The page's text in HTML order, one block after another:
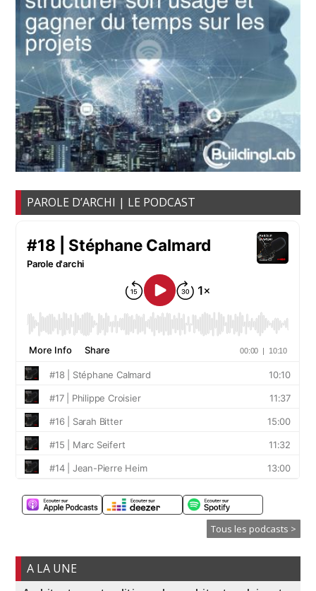
PAROLE D’ARCHI | LE PODCAST
Tous les podcasts >
A LA UNE